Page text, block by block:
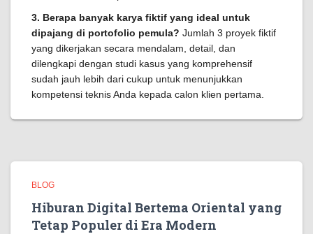
3. Berapa banyak karya fiktif yang ideal untuk
dipajang di portofolio pemula? Jumlah 3 proyek fiktif
yang dikerjakan secara mendalam, detail, dan
dilengkapi dengan studi kasus yang komprehensif
sudah jauh lebih dari cukup untuk menunjukkan
kompetensi teknis Anda kepada calon klien pertama.
BLOG
Hiburan Digital Bertema Oriental yang
Tetap Populer di Era Modern